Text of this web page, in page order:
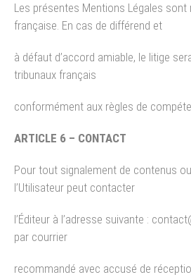
Les présentes Mentions Légales sont
française. En cas de différend et
à défaut d’accord amiable, le litige
tribunaux français
conformément aux règles de
ARTICLE 6 – CONTACT
Pour tout signalement de contenus
l’Utilisateur peut contacter
l’Éditeur à l’adresse suivante :
par courrier
recommandé avec accusé de